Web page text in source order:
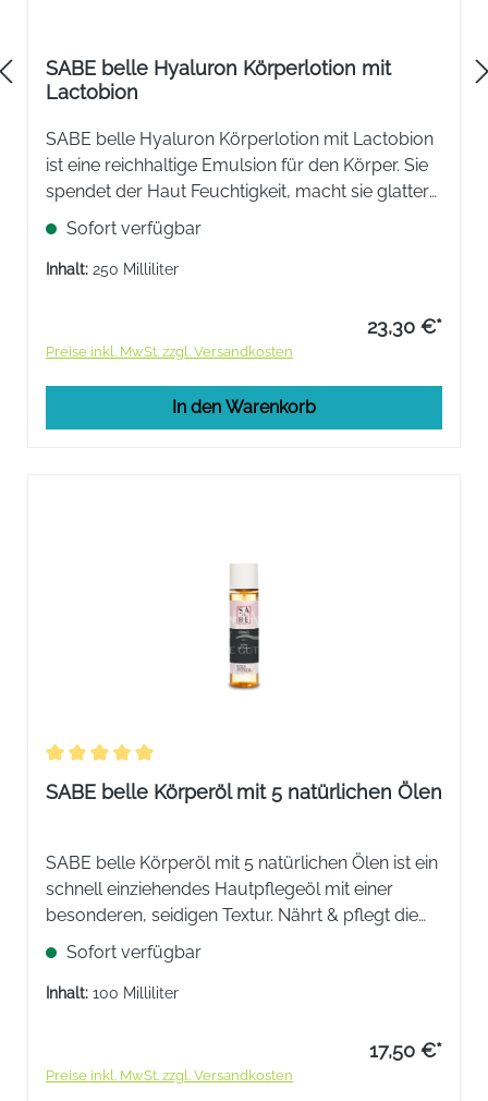
SABE belle Hyaluron Körperlotion mit
Lactobion
SABE belle Hyaluron Körperlotion mit Lactobion
ist eine reichhaltige Emulsion für den Körper. Sie
spendet der Haut Feuchtigkeit, macht sie glatter
und elastischer und schenkt einen „Neue Haut"-
Sofort verfügbar
Inhalt: 250 Milliliter
23,30 €*
Preise inkl. MwSt. zzgl. Versandkosten
In den Warenkorb
Durchschnittliche Bewertung von 5 von 5 Sternen
SABE belle Körperöl mit 5 natürlichen Ölen
SABE belle Körperöl mit 5 natürlichen Ölen ist ein
schnell einziehendes Hautpflegeöl mit einer
besonderen, seidigen Textur. Nährt & pflegt die
Haut, verleiht Elastizität & Leuchtkraft, ohne zu
fetten oder zu beschweren & schenkt ein
angenehmes Hautgefühl.
Sofort verfügbar
Inhalt: 100 Milliliter
17,50 €*
Preise inkl. MwSt. zzgl. Versandkosten